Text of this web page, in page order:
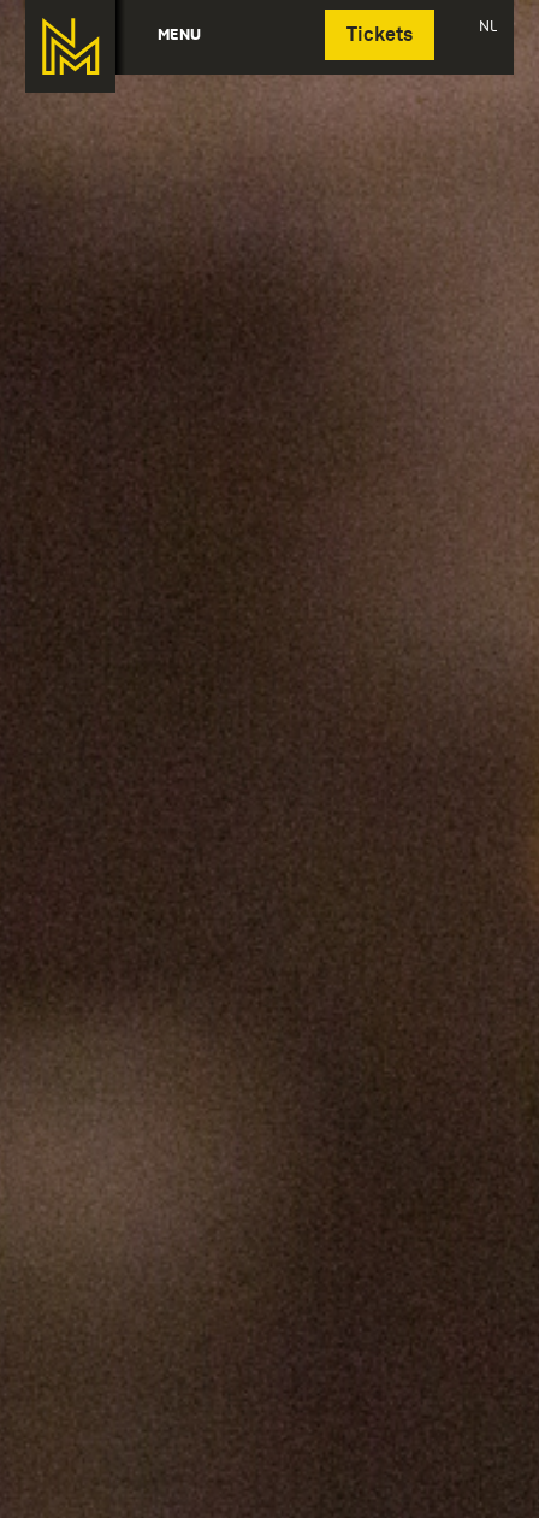
MENU Tickets NL
Deutsch